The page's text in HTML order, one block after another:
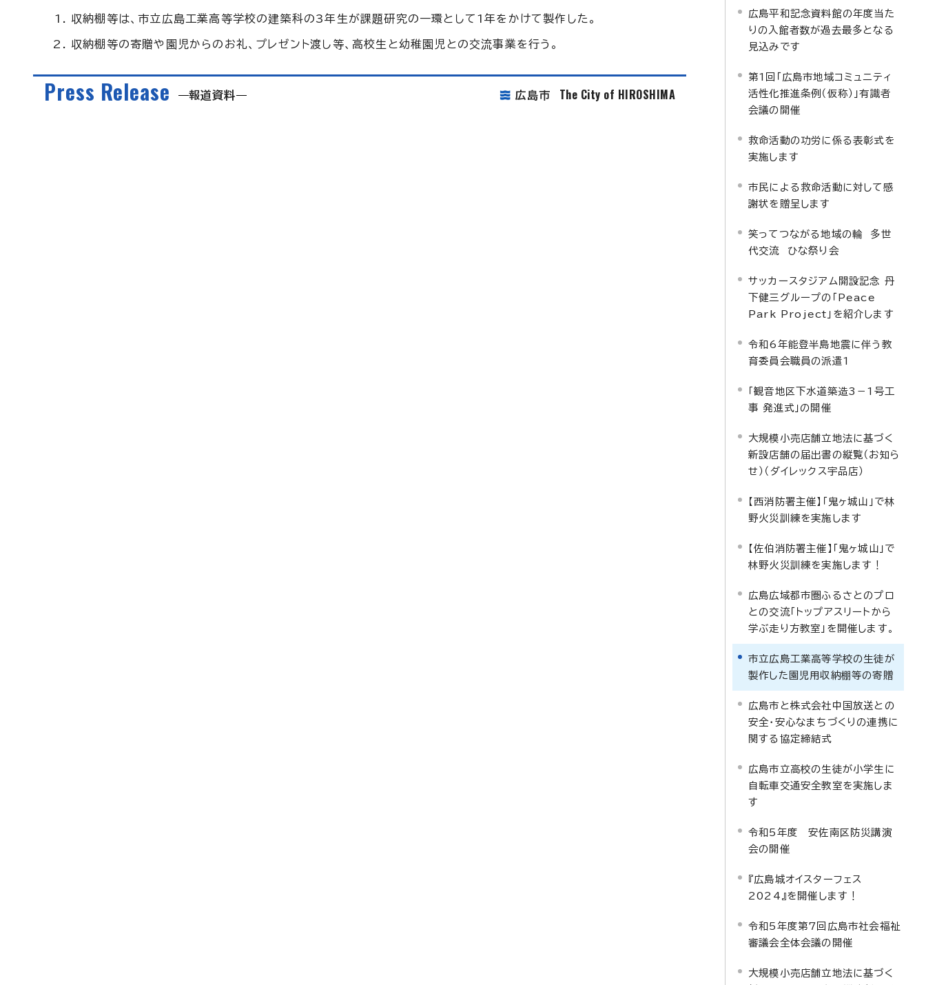
収納棚等は、市立広島工業高等学校の建築科の3年生が課題研究の一環として1年をかけて製作した。
収納棚等の寄贈や園児からのお礼、プレゼント渡し等、高校生と幼稚園児との交流事業を行う。
Press Release 報道資料 広島市 The City of HIROSHIMA
広島平和記念資料館の年度当た
りの入館者数が過去最多となる
見込みです
第1回「広島市地域コミュニティ
活性化推進条例（仮称）」有識者
会議の開催
救命活動の功労に係る表彰式を
実施します
市民による救命活動に対して感
謝状を贈呈します
笑ってつながる地域の輪 多世
代交流 ひな祭り会
サッカースタジアム開設記念 丹
下健三グループの「Peace
Park Project」を紹介します
令和6年能登半島地震に伴う教
育委員会職員の派遣1
「観音地区下水道築造3－1号工
事 発進式」の開催
大規模小売店舗立地法に基づく
新設店舗の届出書の縦覧（お知ら
せ）（ダイレックス宇品店）
【西消防署主催】「鬼ヶ城山」で林
野火災訓練を実施します
【佐伯消防署主催】「鬼ヶ城山」で
林野火災訓練を実施します！
広島広域都市圏ふるさとのプロ
との交流「トップアスリートから
学ぶ走り方教室」を開催します。
市立広島工業高等学校の生徒が
製作した園児用収納棚等の寄贈
広島市と株式会社中国放送との
安全・安心なまちづくりの連携に
関する協定締結式
広島市立高校の生徒が小学生に
自転車交通安全教室を実施しま
す
令和5年度 安佐南区防災講演
会の開催
『広島城オイスターフェス
2024』を開催します！
令和5年度第7回広島市社会福祉
審議会全体会議の開催
大規模小売店舗立地法に基づく